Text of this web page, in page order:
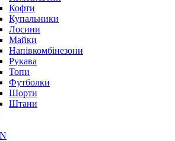
Кофти
Купальники
Лосини
Майки
Напівкомбінезони
Рукава
Топи
Футболки
Шорти
Штани